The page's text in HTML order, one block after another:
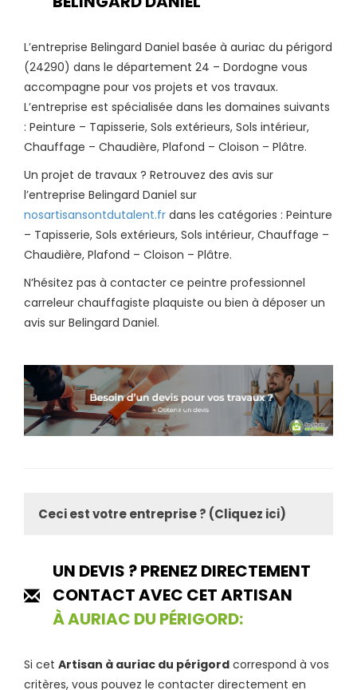
L’entreprise Belingard Daniel basée à auriac du périgord
(24290) dans le département 24 – Dordogne vous
accompagne pour vos projets et vos travaux.
L’entreprise est spécialisée dans les domaines suivants
: Peinture – Tapisserie, Sols extérieurs, Sols intérieur,
Chauffage – Chaudière, Plafond – Cloison – Plâtre.
Un projet de travaux ? Retrouvez des avis sur
l’entreprise Belingard Daniel sur
nosartisansontdutalent.fr dans les catégories : Peinture
– Tapisserie, Sols extérieurs, Sols intérieur, Chauffage –
Chaudière, Plafond – Cloison – Plâtre.
N’hésitez pas à contacter ce peintre professionnel
carreleur chauffagiste plaquiste ou bien à déposer un
avis sur Belingard Daniel.
Ceci est votre entreprise ? (Cliquez ici)
UN DEVIS ? PRENEZ DIRECTEMENT
CONTACT AVEC CET ARTISAN
À AURIAC DU PÉRIGORD:
Si cet Artisan à auriac du périgord correspond à vos
critères, vous pouvez le contacter directement en